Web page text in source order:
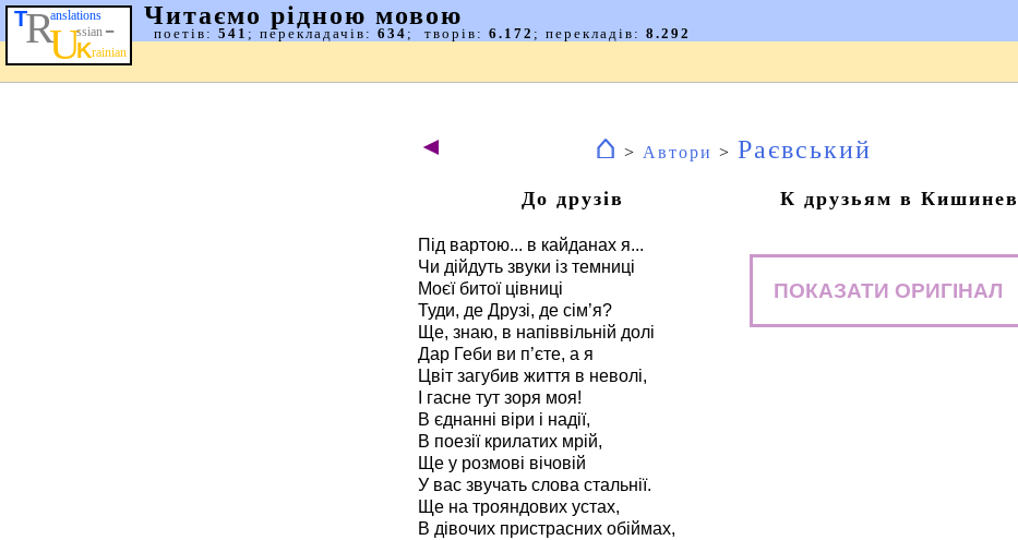
◄ ⌂ > Автори > Раєвський
До друзів
Під вартою... в кайданах я...
Чи дійдуть звуки із темниці
Моєї битої цівниці
Туди, де Друзі, де сім’я?
Ще, знаю, в напіввільній долі
Дар Геби ви п’єте, а я
Цвіт загубив життя в неволі,
І гасне тут зоря моя!
В єднанні віри і надії,
В поезії крилатих мрій,
Ще у розмові вічовій
У вас звучать слова стальнії.
Ще на трояндових устах,
В дівочих пристрасних обіймах,
К друзьям в Кишинев
ПОКАЗАТИ ОРИГІНАЛ